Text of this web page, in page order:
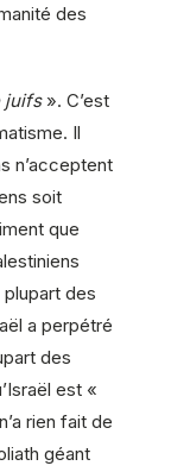
des
juifs ». C’est
Il
n’acceptent
soit
que
des
a perpétré
des
est «
rien fait de
géant